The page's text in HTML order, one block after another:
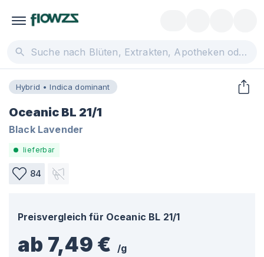
Hybrid • Indica dominant
Oceanic BL 21/1
Black Lavender
lieferbar
84
Preisvergleich für Oceanic BL 21/1
ab 7,49 € /g